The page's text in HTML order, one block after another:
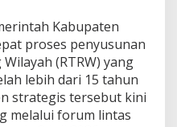
Kabupaten
proses penyusunan
(RTRW) yang
lebih dari 15 tahun
strategis tersebut kini
melalui forum lintas